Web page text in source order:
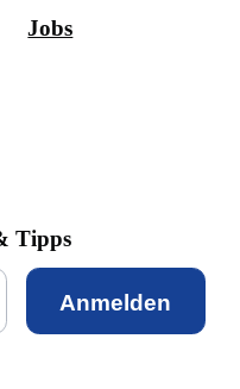
Jobs
Tipps
Anmelden